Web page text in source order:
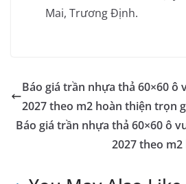
Mai, Trương Định.
Báo giá trần nhựa thả 60×60 ô
2027 theo m2 hoàn thiện trọn
Báo giá trần nhựa thả 60×60 ô
2027 theo